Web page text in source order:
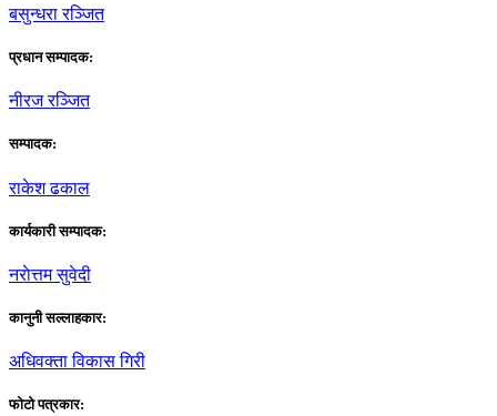
बसुन्धरा रञ्जित
प्रधान सम्पादक:
नीरज रञ्जित
सम्पादक:
राकेश ढकाल
कार्यकारी सम्पादक:
नराेत्तम सुवेदी
कानुनी सल्लाहकार:
अधिवक्ता विकास गिरी
फाेटाे पत्रकार: